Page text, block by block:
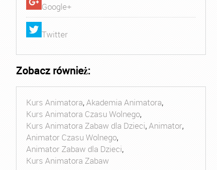
Google+
Twitter
Zobacz również:
Kurs Animatora,Akademia Animatora,
Kurs Animatora Czasu Wolnego,
Kurs Animatora Zabaw dla Dzieci,Animator,
Animator Czasu Wolnego,
Animator Zabaw dla Dzieci,
Kurs Animatora Zabaw